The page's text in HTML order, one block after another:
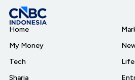
Home
My Money
Tech
Sharia